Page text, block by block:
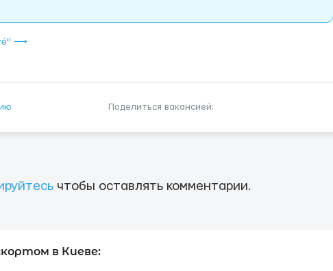
⟶
Поделиться вакансией:
чтобы оставлять комментарии.
в Киеве: